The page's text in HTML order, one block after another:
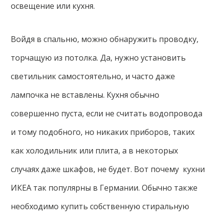
освещение или кухня.
Войдя в спальню, можно обнаружить проводку,
торчащую из потолка. Да, нужно установить
светильник самостоятельно, и часто даже
лампочка не вставлены. Кухня обычно
совершенно пуста, если не считать водопровода
и тому подобного, но никаких приборов, таких
как холодильник или плита, а в некоторых
случаях даже шкафов, не будет. Вот почему кухни
ИКЕА так популярны в Германии. Обычно также
необходимо купить собственную стиральную